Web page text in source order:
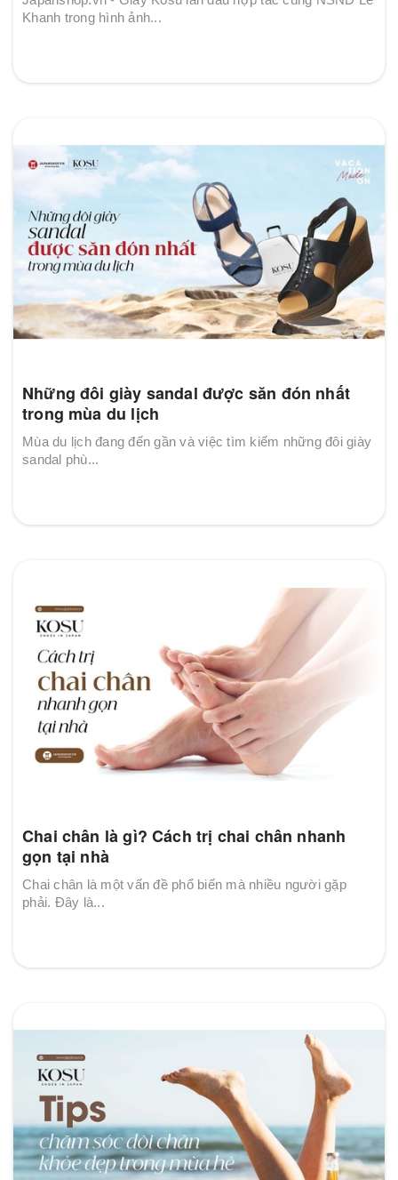
Khanh trong hình ảnh...
Những đôi giày sandal được săn đón nhất
trong mùa du lịch
Mùa du lịch đang đến gần và việc tìm kiếm những đôi giày
sandal phù...
Chai chân là gì? Cách trị chai chân nhanh
gọn tại nhà
Chai chân là một vấn đề phổ biến mà nhiều người gặp
phải. Đây là...